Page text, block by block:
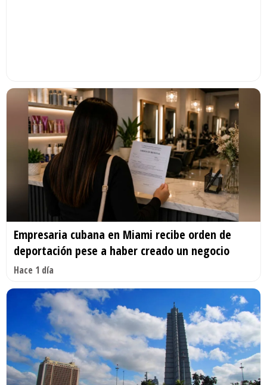
Empresaria cubana en Miami recibe orden de
deportación pese a haber creado un negocio
Hace 1 día